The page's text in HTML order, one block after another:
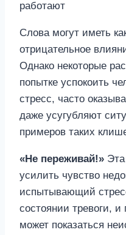
Слова могут иметь
отрицательное
Однако некоторые
попытке успокоить
стресс, часто
даже усугубляют
примеров таких
«Не переживай!»
усилить чувство
испытывающий
состоянии тревоги,
может показаться